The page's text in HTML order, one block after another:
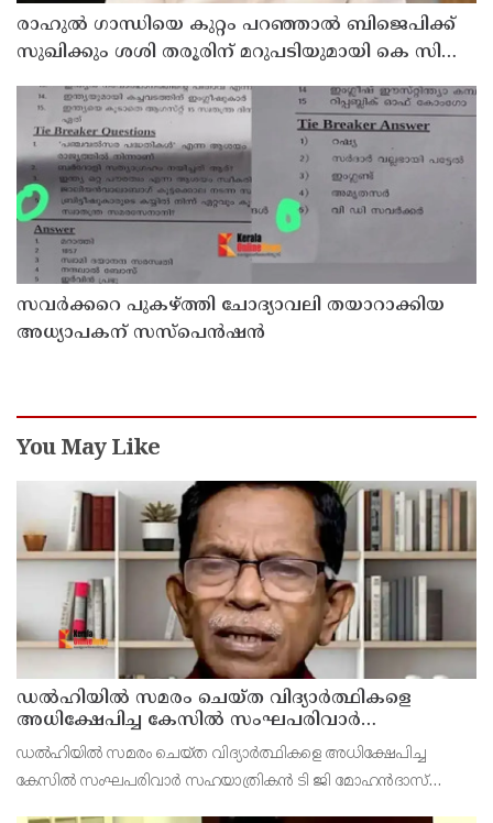
രാഹുല്‍ ഗാന്ധിയെ കുറ്റം പറഞ്ഞാല്‍ ബിജെപിക്ക്
സുഖിക്കും ശശി തരൂരിന് മറുപടിയുമായി കെ സി
വേണുഗോപാല്‍
സവര്‍ക്കറെ പുകഴ്ത്തി ചോദ്യാവലി തയാറാക്കിയ
അധ്യാപകന് സസ്‌പെന്‍ഷന്‍
You May Like
ഡൽഹിയിൽ സമരം ചെയ്ത വിദ്യാർത്ഥികളെ
അധിക്ഷേപിച്ച കേസില്‍ സംഘപരിവാർ
സഹയാത്രികൻ ടി ജി മോഹന്‍ദാസ് കസ്റ്റഡിയിൽ
ഡല്‍ഹിയില്‍ സമരം ചെയ്ത വിദ്യാര്‍ത്ഥികളെ അധിക്ഷേപിച്ച
കേസില്‍ സംഘപരിവാര്‍ സഹയാത്രികന്‍ ടി ജി മോഹന്‍ദാസ്